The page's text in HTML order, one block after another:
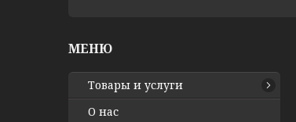
Товары и услуги
О нас